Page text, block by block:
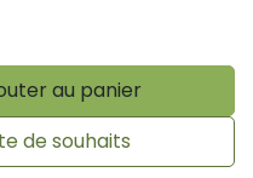
au panier
de souhaits